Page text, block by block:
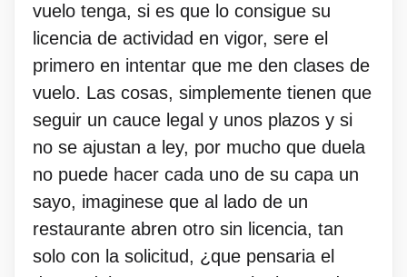
vuelo tenga, si es que lo consigue su
licencia de actividad en vigor, sere el
primero en intentar que me den clases de
vuelo. Las cosas, simplemente tienen que
seguir un cauce legal y unos plazos y si
no se ajustan a ley, por mucho que duela
no puede hacer cada uno de su capa un
sayo, imaginese que al lado de un
restaurante abren otro sin licencia, tan
solo con la solicitud, ¿que pensaria el